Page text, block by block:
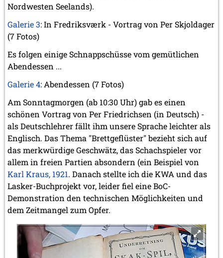
Nordwesten Seelands).
Galerie 3: In Fredriksværk - Vortrag von Per Skjoldager
(7 Fotos)
Es folgen einige Schnappschüsse vom gemütlichen
Abendessen ...
Galerie 4: Abendessen (7 Fotos)
Am Sonntagmorgen (ab 10:30 Uhr) gab es einen
schönen Vortrag von Per Friedrichsen (in Deutsch) -
als Deutschlehrer fällt ihm unsere Sprache leichter als
Englisch. Das Thema "Brettgeflüster" bezieht sich auf
das merkwürdige Geschwätz, das Schachspieler vor
allem in freien Partien absondern (ein Beispiel von
Karl Kraus, 1921 Karl
Kraus,
1921
#2
. Danach stellte ich die KWA und das
Lasker-Buchprojekt vor, leider fiel eine BoC-
Demonstration den technischen Möglichkeiten und
dem Zeitmangel zum Opfer.